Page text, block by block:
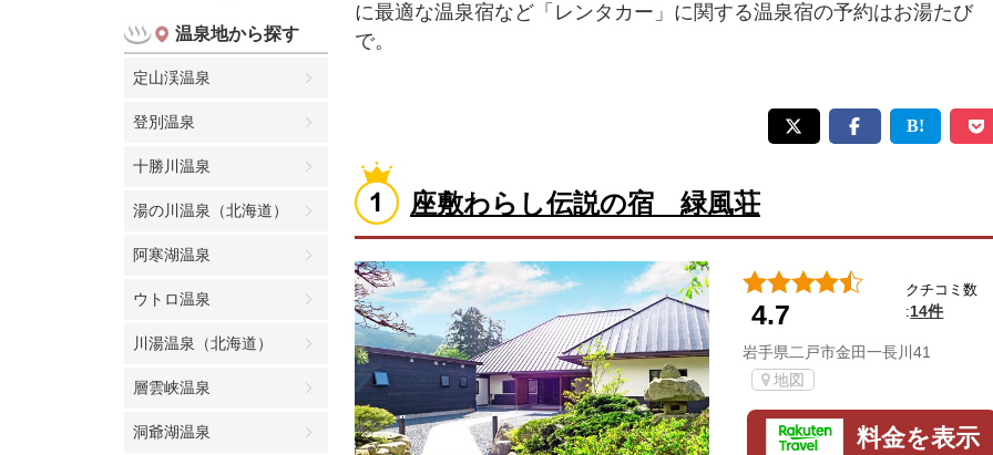
温泉地から探す
定山渓温泉
登別温泉
十勝川温泉
湯の川温泉（北海道）
阿寒湖温泉
ウトロ温泉
川湯温泉（北海道）
層雲峡温泉
洞爺湖温泉
に最適な温泉宿など「レンタカー」に関する温泉宿の予約はお湯たび
で。
座敷わらし伝説の宿 緑風荘
4.7
クチコミ数
:14件
岩手県二戸市金田一長川41
地図
料金を表示